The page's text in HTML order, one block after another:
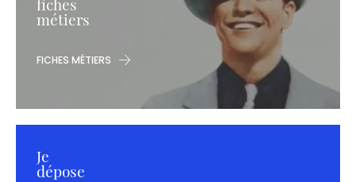
fiches
métiers
FICHES MÉTIERS
Je
dépose